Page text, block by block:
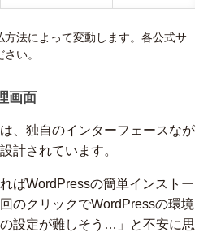
法によって変動します。各公式サ
い。
画面
、独自のインターフェースなが
計されています。
ばWordPressの簡単インストー
のクリックでWordPressの環境
設定が難しそう…」と不安に思